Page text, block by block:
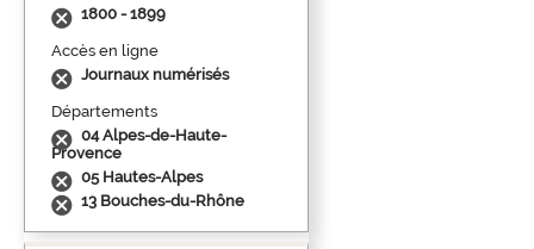
1800 - 1899
Accès en ligne
Journaux numérisés
Départements
04 Alpes-de-Haute-
Provence
05 Hautes-Alpes
13 Bouches-du-Rhône